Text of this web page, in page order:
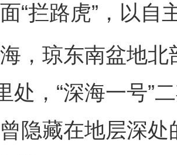
路虎”，以自
琼东南盆地北
处，“深海一号”
隐藏在地层深